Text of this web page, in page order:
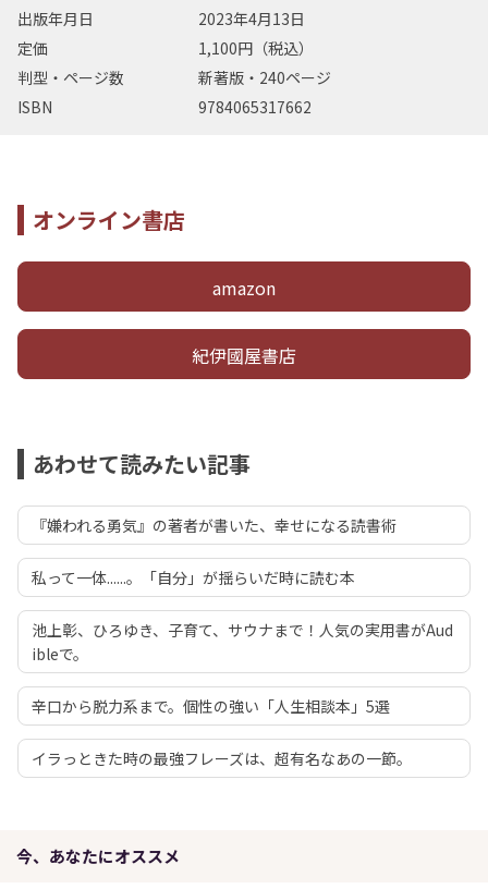
出版年月日
2023年4月13日
定価
1,100円（税込）
判型・ページ数
新著版・240ページ
ISBN
9784065317662
オンライン書店
amazon
紀伊國屋書店
あわせて読みたい記事
『嫌われる勇気』の著者が書いた、幸せになる読書術
私って一体......。「自分」が揺らいだ時に読む本
池上彰、ひろゆき、子育て、サウナまで！人気の実用書がAud
ibleで。
辛口から脱力系まで。個性の強い「人生相談本」5選
イラっときた時の最強フレーズは、超有名なあの一節。
今、あなたにオススメ